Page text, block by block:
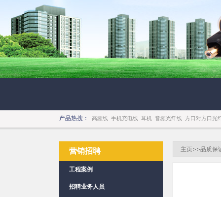
产品热搜： 高频线 手机充电线 耳机 音频光纤线 方口对方口光
营销招聘
工程案例
招聘业务人员
主页>>品质保